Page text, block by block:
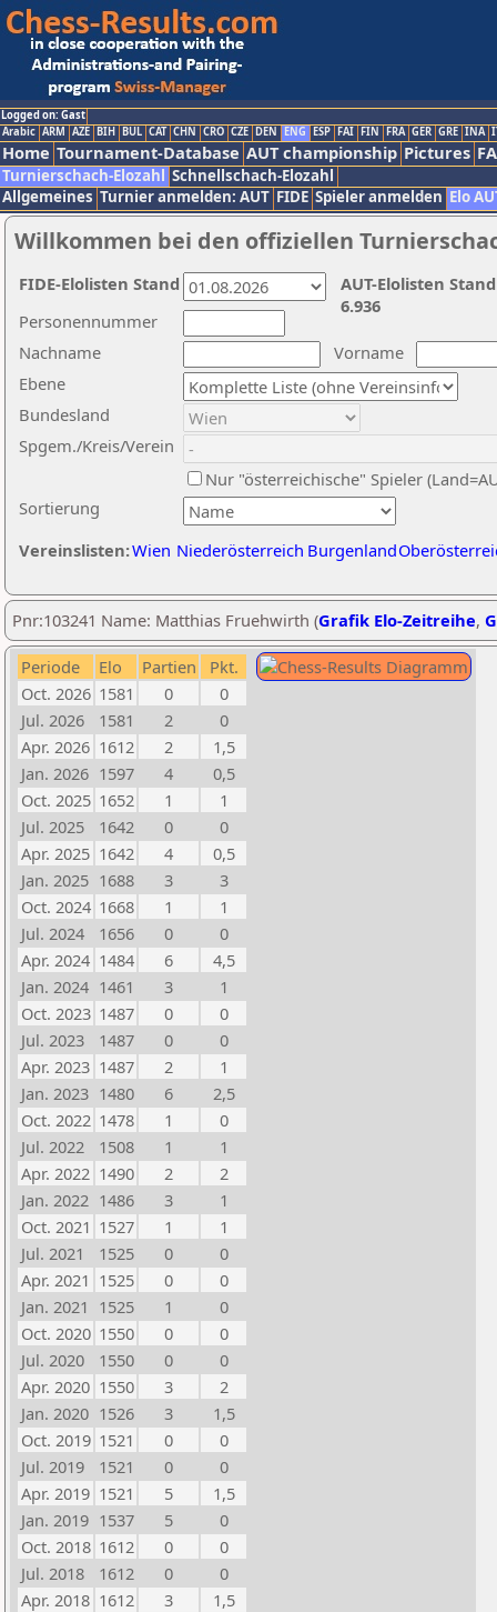
Logged on: Gast
Arabic ARM AZE BIH BUL CAT CHN CRO CZE DEN ENG ESP FAI FIN FRA GER GRE INA
Home Tournament-Database AUT championship Pictures
Turnierschach-Elozahl Schnellschach-Elozahl
Allgemeines Turnier anmelden: AUT FIDE Spieler anmelden Elo
Willkommen bei den offiziellen
Nachname
Vorname
Ebene
Sortierung
Personennummer
Bundesland
Spgem./Kreis/Verein
Nur "österreichische" Spieler
Vereinslisten:Wien Niederösterreich Burgenland
AUT-Elolisten
6.936
FIDE-Elolisten Stand
Pnr:103241 Name: Matthias Fruehwirth (Grafik Elo-Zeitreihe,
Periode Elo Partien
Pkt.
Oct. 2026 1581 0
0
Jul. 2026
1581 2
0
Apr. 2026 1612 2
1,5
Jan. 2026 1597 4
0,5
Oct. 2025 1652 1
1
Jul. 2025
1642 0
0
Apr. 2025 1642 4
0,5
Jan. 2025 1688 3
3
Oct. 2024 1668 1
1
Jul. 2024
1656 0
0
Apr. 2024 1484 6
4,5
Jan. 2024 1461 3
1
Oct. 2023 1487 0
0
Jul. 2023
1487 0
0
Apr. 2023 1487 2
1
Jan. 2023 1480 6
2,5
Oct. 2022 1478 1
0
Jul. 2022
1508 1
1
Apr. 2022 1490 2
2
Jan. 2022 1486 3
1
Oct. 2021 1527 1
1
Jul. 2021
1525 0
0
Apr. 2021 1525 0
0
Jan. 2021 1525 1
0
Oct. 2020 1550 0
0
Jul. 2020
1550 0
0
Apr. 2020 1550 3
2
Jan. 2020 1526 3
1,5
Oct. 2019 1521 0
0
Jul. 2019
1521 0
0
Apr. 2019 1521 5
1,5
Jan. 2019 1537 5
0
Oct. 2018 1612 0
0
Jul. 2018
1612 0
0
Apr. 2018 1612 3
1,5